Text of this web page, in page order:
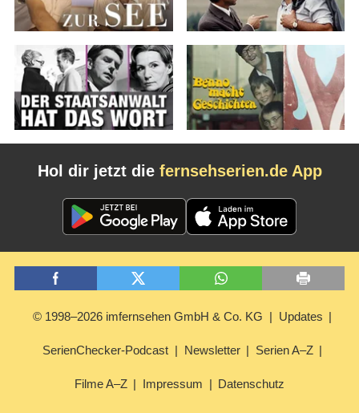
Hol dir jetzt die fernsehserien.de App
© 1998–2026 imfernsehen GmbH & Co. KG Updates
SerienChecker-Podcast Newsletter Serien A–Z
Filme A–Z Impressum Datenschutz